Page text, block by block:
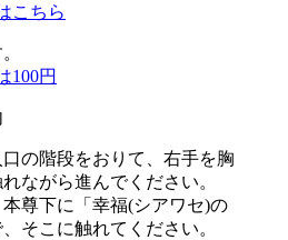
の階段をおりて、右手を胸
ながら進んでください。
尊下に「幸福(シアワセ)の
そこに触れてください。